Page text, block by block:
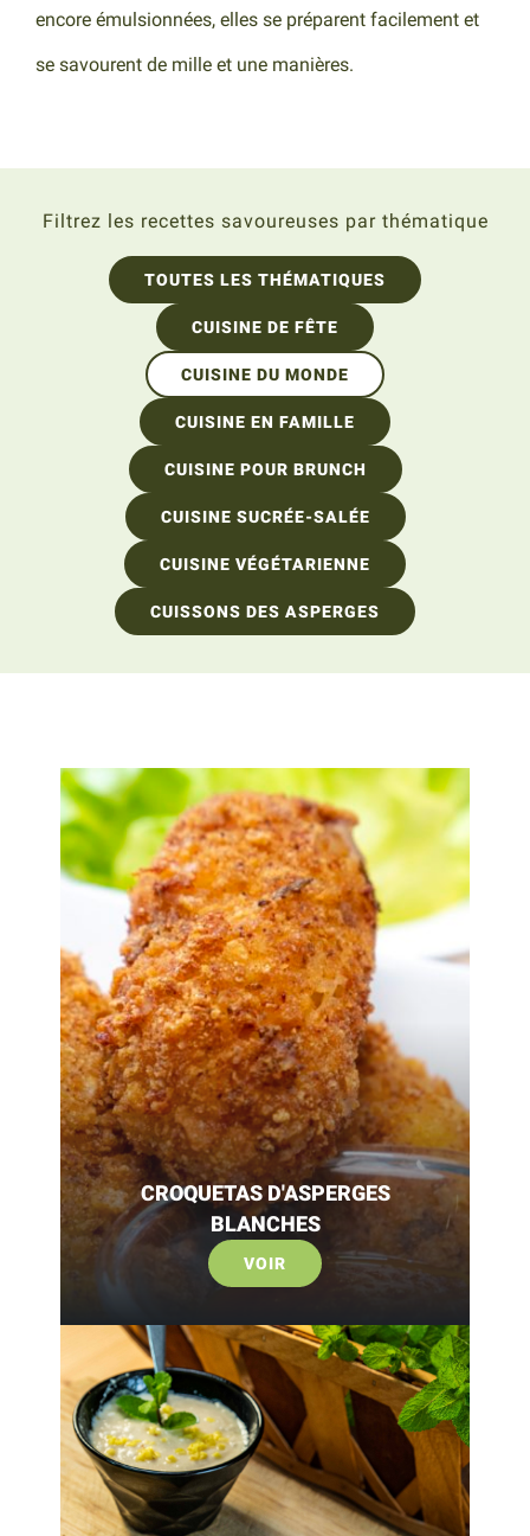
encore émulsionnées, elles se préparent facilement et
se savourent de mille et une manières.
Filtrez les recettes savoureuses par thématique
TOUTES LES THÉMATIQUES
CUISINE DE FÊTE
CUISINE DU MONDE
CUISINE EN FAMILLE
CUISINE POUR BRUNCH
CUISINE SUCRÉE-SALÉE
CUISINE VÉGÉTARIENNE
CUISSONS DES ASPERGES
CROQUETAS D'ASPERGES
BLANCHES
VOIR